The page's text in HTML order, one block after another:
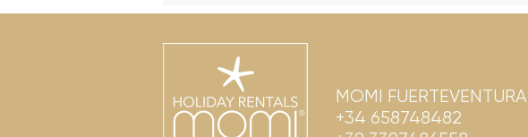
MOMI FUERTEVENTURA
+34 658748482